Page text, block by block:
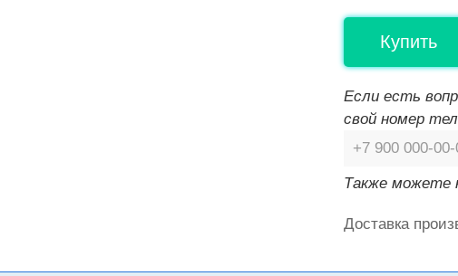
Купить
Если есть
свой номер
Также можете
Доставка